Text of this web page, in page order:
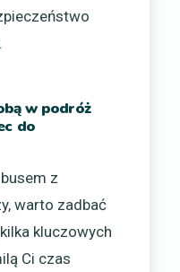
w podróż
do
z
warto zadbać
kluczowych
Ci czas